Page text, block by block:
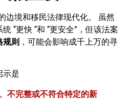
边境和移民法律现代化。 虽然
“更快 “和 “更安全”，但该法案
规则 ，可能会影响成千上万的寻
示是
不完整或不符合特定的新